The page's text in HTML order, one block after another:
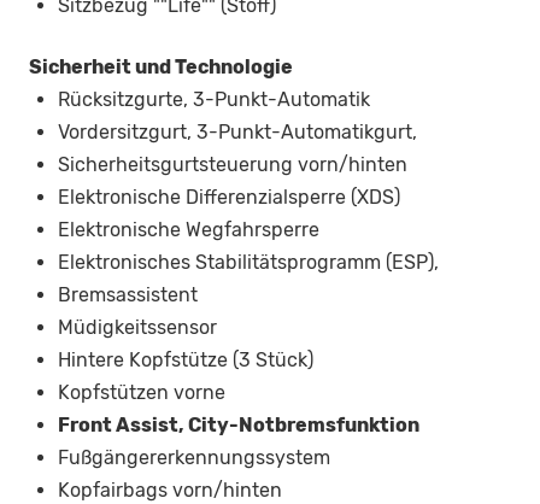
Sitzbezug ""Life"" (Stoff)
Sicherheit und Technologie
Rücksitzgurte, 3-Punkt-Automatik
Vordersitzgurt, 3-Punkt-Automatikgurt,
Sicherheitsgurtsteuerung vorn/hinten
Elektronische Differenzialsperre (XDS)
Elektronische Wegfahrsperre
Elektronisches Stabilitätsprogramm (ESP),
Bremsassistent
Müdigkeitssensor
Hintere Kopfstütze (3 Stück)
Kopfstützen vorne
Front Assist, City-Notbremsfunktion
Fußgängererkennungssystem
Kopfairbags vorn/hinten